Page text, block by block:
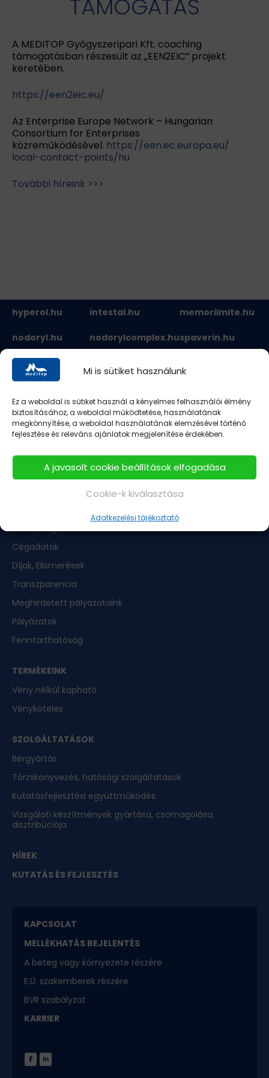
Mi is sütiket használunk
Ez a weboldal is sütiket használ a kényelmes felhasználói élmény
biztosításához, a weboldal működtetése, használatának
megkönnyítése, a weboldal használatának elemzésével történő
fejlesztése és releváns ajánlatok megjelenítése érdekében.
A javasolt cookie beállítások elfogadása
Cookie-k kiválasztása
Adatkezelési tájékoztató
TÁMOGATÁS
A MEDITOP Gyógyszeripari Kft. coaching
támogatásban részesült az „EEN2EIC” projekt
keretében.
https://een2eic.eu/
Az Enterprise Europe Network – Hungarian
Consortium for Enterprises
közreműködésével. https://een.ec.europa.eu/
local-contact-points/hu
További híreink >>>
hyperol.hu intestal.hu memorilmite.hu
nodoryl.hu nodorylcomplex.huspaverin.hu
mycosid.hu
Vezetőség
Cégadatok
Díjak, Elismerések
Transzparencia
Meghirdetett pályázataink
Pályázatok
Fenntarthatóság
TERMÉKEINK
Vény nélkül kapható
Vényköteles
SZOLGÁLTATÁSOK
Bérgyártás
Törzskönyvezés, hatósági szolgáltatások
Kutatásfejlesztési együttműködés
Vizsgálati készítmények gyártása, csomagolása,
disztribúciója
HÍREK
KUTATÁS ÉS FEJLESZTÉS
KAPCSOLAT
MELLÉKHATÁS BEJELENTÉS
A beteg vagy környezete részére
E.Ü. szakemberek részére
BVR szabályzat
KARRIER